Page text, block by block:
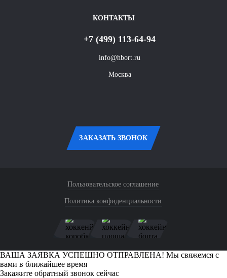
КОНТАКТЫ
+7 (499) 113-64-94
info@hbort.ru
Москва
ЗАКАЗАТЬ ЗВОНОК
Пользовательское соглашение
Политика конфиденциальности
ВАША ЗАЯВКА УСПЕШНО ОТПРАВЛЕНА! Мы свяжемся с
вами в ближайшее время
Закажите обратный звонок сейчас